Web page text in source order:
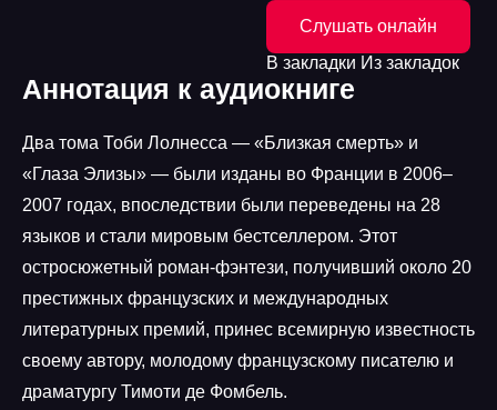
Слушать онлайн
В закладки Из закладок
Аннотация к аудиокниге
Два тома Тоби Лолнесса — «Близкая смерть» и
«Глаза Элизы» — были изданы во Франции в 2006–
2007 годах, впоследствии были переведены на 28
языков и стали мировым бестселлером. Этот
остросюжетный роман-фэнтези, получивший около 20
престижных французских и международных
литературных премий, принес всемирную известность
своему автору, молодому французскому писателю и
драматургу Тимоти де Фомбель.